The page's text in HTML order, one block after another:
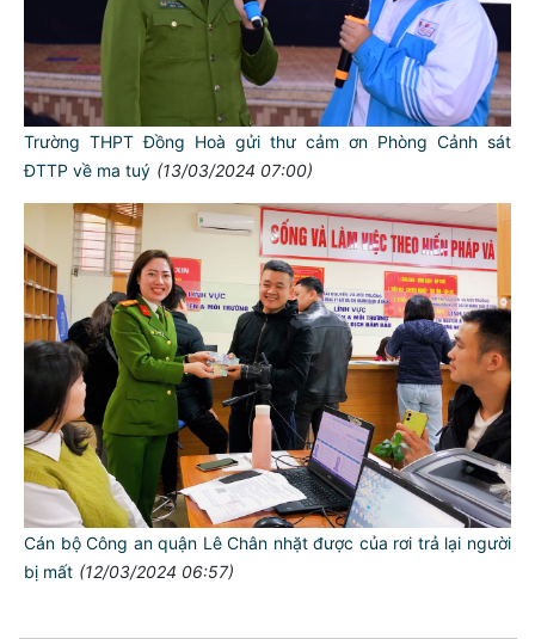
Trường THPT Đồng Hoà gửi thư cảm ơn Phòng Cảnh sát
ĐTTP về ma tuý (13/03/2024 07:00)
Cán bộ Công an quận Lê Chân nhặt được của rơi trả lại người
bị mất (12/03/2024 06:57)
TƯ CÁCH
NGƯỜI CÔNG AN CÁCH MỆNH LÀ:
Đối với tự mình, phải
CẦN, KIỆM, LIÊM, CHÍNH
Đối với đồng sự, phải
THÂN ÁI GIÚP ĐỠ